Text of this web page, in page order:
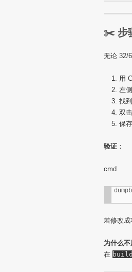
✂️ 步
无论 32/
用
左
找到
双击
保
验证 ：
cmd
若修改成
为什么
在